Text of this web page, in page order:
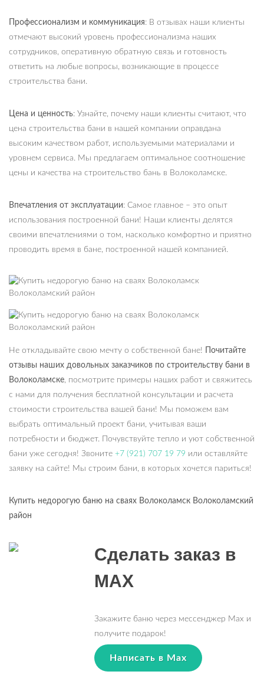
Профессионализм и коммуникация: В отзывах наши клиенты
отмечают высокий уровень профессионализма наших
сотрудников, оперативную обратную связь и готовность
ответить на любые вопросы, возникающие в процессе
строительства бани.
Цена и ценность: Узнайте, почему наши клиенты считают, что
цена строительства бани в нашей компании оправдана
высоким качеством работ, используемыми материалами и
уровнем сервиса. Мы предлагаем оптимальное соотношение
цены и качества на строительство бань в Волоколамске.
Впечатления от эксплуатации: Самое главное – это опыт
использования построенной бани! Наши клиенты делятся
своими впечатлениями о том, насколько комфортно и приятно
проводить время в бане, построенной нашей компанией.
Не откладывайте свою мечту о собственной бане!
Почитайте
отзывы наших довольных заказчиков по строительству бани в
Волоколамске , посмотрите примеры наших работ и свяжитесь
с нами для получения бесплатной консультации и расчета
стоимости строительства вашей бани! Мы поможем вам
выбрать оптимальный проект бани, учитывая ваши
потребности и бюджет. Почувствуйте тепло и уют собственной
бани уже сегодня! Звоните +7 (921) 707 19 79 или оставляйте
заявку на сайте! Мы строим бани, в которых хочется париться!
Купить недорогую баню на сваях Волоколамск Волоколамский
район
Сделать заказ в
MAX
Закажите баню через мессенджер Max и
получите подарок!
Написать в Max